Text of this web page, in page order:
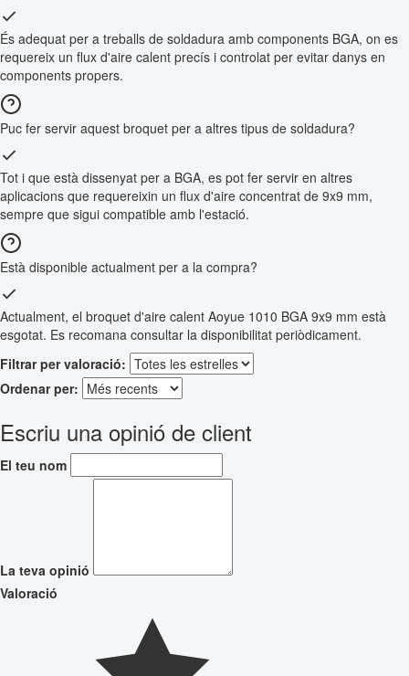
És adequat per a treballs de soldadura amb components BGA, on es
requereix un flux d'aire calent precís i controlat per evitar danys en
components propers.
Puc fer servir aquest broquet per a altres tipus de soldadura?
Tot i que està dissenyat per a BGA, es pot fer servir en altres
aplicacions que requereixin un flux d'aire concentrat de 9x9 mm,
sempre que sigui compatible amb l'estació.
Està disponible actualment per a la compra?
Actualment, el broquet d'aire calent Aoyue 1010 BGA 9x9 mm està
esgotat. Es recomana consultar la disponibilitat periòdicament.
Filtrar per valoració:
Ordenar per:
Escriu una opinió de client
El teu nom
La teva opinió
Valoració